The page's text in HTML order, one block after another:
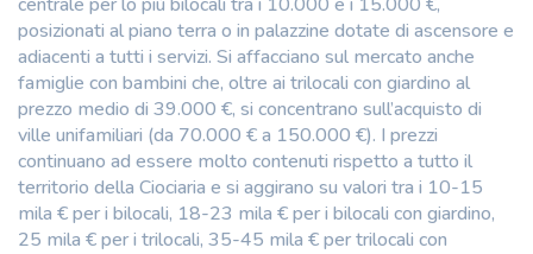
posizionati al piano terra o in palazzine dotate di ascensore e
adiacenti a tutti i servizi. Si affacciano sul mercato anche
famiglie con bambini che, oltre ai trilocali con giardino al
prezzo medio di 39.000 €, si concentrano sull’acquisto di
ville unifamiliari (da 70.000 € a 150.000 €). I prezzi
continuano ad essere molto contenuti rispetto a tutto il
territorio della Ciociaria e si aggirano su valori tra i 10-15
mila € per i bilocali, 18-23 mila € per i bilocali con giardino,
25 mila € per i trilocali, 35-45 mila € per trilocali con